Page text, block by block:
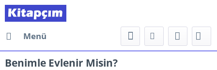
Menü
Benimle Evlenir Misin?